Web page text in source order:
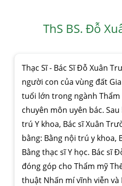
ThS BS. Đỗ
Thạc Sĩ - Bác Sĩ Đỗ Xuân
người con của vùng đất
tuổi lớn trong ngành
chuyên môn uyên bác.
trú Y khoa, Bác sĩ Xuân
bằng: Bằng nội trú y khoa,
Bằng thạc sĩ Y học. Bác sĩ
đóng góp cho Thẩm mỹ
thuật Nhấn mí vĩnh viễn